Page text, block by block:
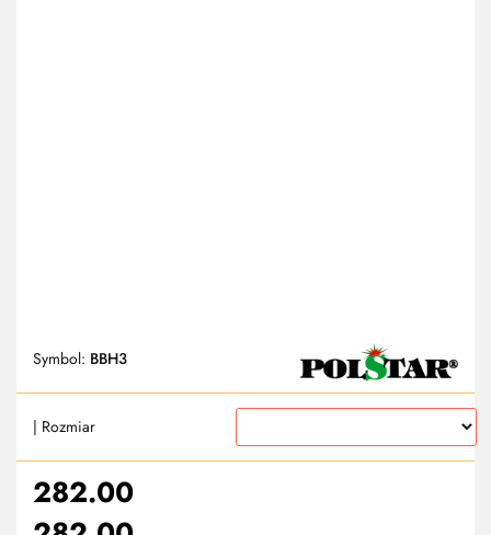
Symbol: BBH3
| Rozmiar
282.00